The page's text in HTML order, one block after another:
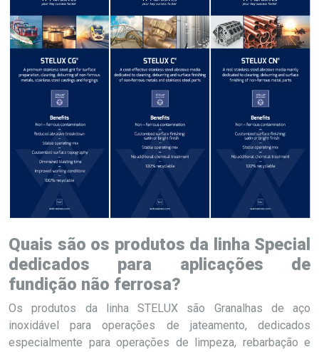
Quais são os produtos da linha Special
dedicados para aplicações de
fundição não ferrosa?
Os produtos da linha STELUX são Granalhas de aço
inoxidável para operações de jateamento, dedicados
especialmente para operações de limpeza, rebarbação e